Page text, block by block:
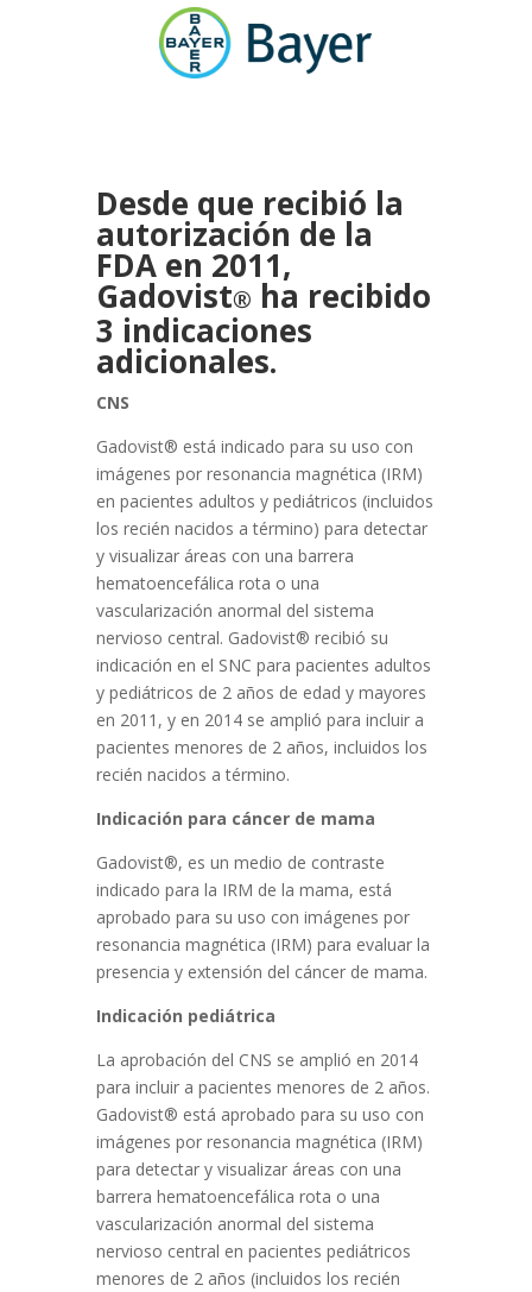
Desde que recibió la
autorización de la
FDA en 2011,
Gadovist® ha recibido
3 indicaciones
adicionales.
CNS
Gadovist® está indicado para su uso con
imágenes por resonancia magnética (IRM)
en pacientes adultos y pediátricos (incluidos
los recién nacidos a término) para detectar
y visualizar áreas con una barrera
hematoencefálica rota o una
vascularización anormal del sistema
nervioso central. Gadovist® recibió su
indicación en el SNC para pacientes adultos
y pediátricos de 2 años de edad y mayores
en 2011, y en 2014 se amplió para incluir a
pacientes menores de 2 años, incluidos los
recién nacidos a término.
Indicación para cáncer de mama
Gadovist®, es un medio de contraste
indicado para la IRM de la mama, está
aprobado para su uso con imágenes por
resonancia magnética (IRM) para evaluar la
presencia y extensión del cáncer de mama.
Indicación pediátrica
La aprobación del CNS se amplió en 2014
para incluir a pacientes menores de 2 años.
Gadovist® está aprobado para su uso con
imágenes por resonancia magnética (IRM)
para detectar y visualizar áreas con una
barrera hematoencefálica rota o una
vascularización anormal del sistema
nervioso central en pacientes pediátricos
menores de 2 años (incluidos los recién